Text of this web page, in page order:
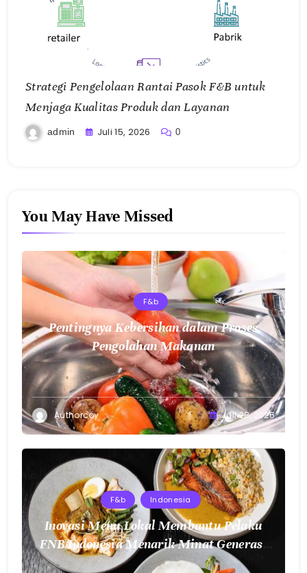
Strategi Pengelolaan Rantai Pasok F&B untuk
Menjaga Kualitas Produk dan Layanan
admin Juli 15, 2026 0
You May Have Missed
F&b
Pentingnya Kebersihan dalam Proses
Pengolahan Makanan
Authorcoy Juli 28, 2026
F&b Indonesia
Inovasi Menu Lokal Membantu Pelaku
FNB Indonesia Menarik Minat Generasi
Muda